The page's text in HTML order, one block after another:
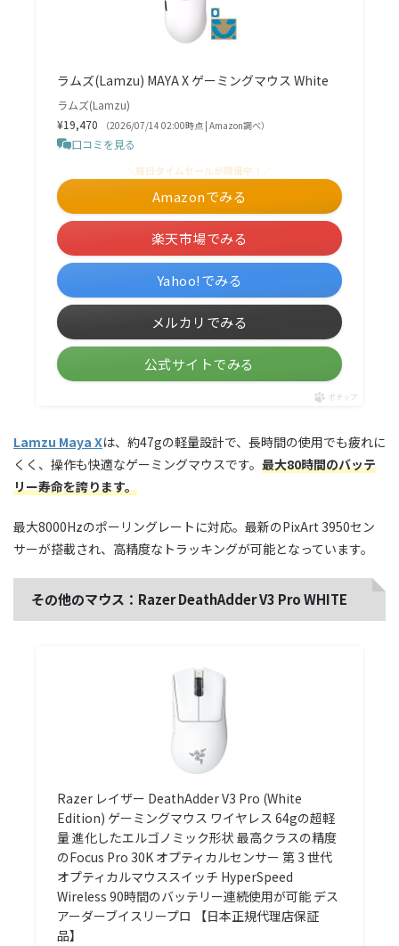
ラムズ(Lamzu) MAYA X ゲーミングマウス White
ラムズ(Lamzu)
¥19,470
（2026/07/14 02:00時点 | Amazon調べ）
口コミを見る
＼毎日タイムセールが開催中！／
Amazonでみる
楽天市場でみる
Yahoo!でみる
メルカリでみる
公式サイトでみる
ポチップ
Lamzu Maya Xは、約47gの軽量設計で、長時間の使用でも疲れに
くく、操作も快適なゲーミングマウスです。 最大80時間のバッテ
リー寿命を誇ります。
最大8000Hzのポーリングレートに対応。最新のPixArt 3950セン
サーが搭載され、高精度なトラッキングが可能となっています。
その他のマウス：Razer DeathAdder V3 Pro WHITE
Razer レイザー DeathAdder V3 Pro (White
Edition) ゲーミングマウス ワイヤレス 64gの超軽
量 進化したエルゴノミック形状 最高クラスの精度
のFocus Pro 30K オプティカルセンサー 第 3 世代
オプティカルマウススイッチ HyperSpeed
Wireless 90時間のバッテリー連続使用が可能 デス
アーダーブイスリープロ 【日本正規代理店保証
品】